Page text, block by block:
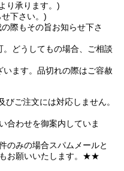
り承ります。)
下さい。)
際もその旨お知らせ下さ
どうしてもの場合、ご相談
ます。品切れの際はご容赦
ご注文には対応しません。
わせを御案内していま
みの場合スパムメールと
お願いいたします。★★